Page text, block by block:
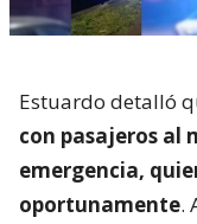
Estuardo detalló
con pasajeros al
emergencia,
oportunamente.